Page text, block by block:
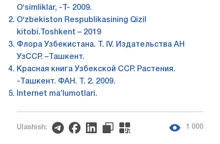
O‘simliklar, -T- 2009.
O‘zbekiston Respublikasining Qizil
kitobi.Toshkent – 2019
Флора Узбекистана. Т. IV. Издательства АН
УзССР. –Ташкент.
Красная книга Узбекской ССР. Растения.
-Ташкент. ФАН. Т. 2. 2009.
Internet ma’lumotlari.
Ulashish: 1 000